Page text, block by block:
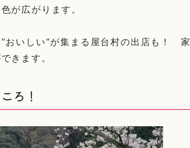
が広がります。
おいしい”が集まる屋台村の出店も！ 家
きます。
ろ！